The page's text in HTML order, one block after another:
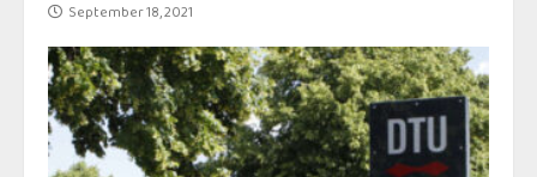
September 18, 2021